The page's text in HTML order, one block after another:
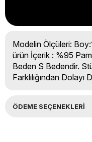
Modelin Ölçüleri:
ürün İçerik : %95
Beden S Bedendir.
Farklılığından
ÖDEME SEÇENEKLERI